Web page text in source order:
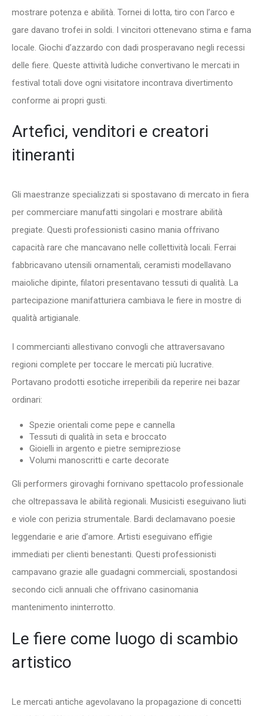
mostrare potenza e abilità. Tornei di lotta, tiro con l’arco e
gare davano trofei in soldi. I vincitori ottenevano stima e fama
locale. Giochi d’azzardo con dadi prosperavano negli recessi
delle fiere. Queste attività ludiche convertivano le mercati in
festival totali dove ogni visitatore incontrava divertimento
conforme ai propri gusti.
Artefici, venditori e creatori
itineranti
Gli maestranze specializzati si spostavano di mercato in fiera
per commerciare manufatti singolari e mostrare abilità
pregiate. Questi professionisti casino mania offrivano
capacità rare che mancavano nelle collettività locali. Ferrai
fabbricavano utensili ornamentali, ceramisti modellavano
maioliche dipinte, filatori presentavano tessuti di qualità. La
partecipazione manifatturiera cambiava le fiere in mostre di
qualità artigianale.
I commercianti allestivano convogli che attraversavano
regioni complete per toccare le mercati più lucrative.
Portavano prodotti esotiche irreperibili da reperire nei bazar
ordinari:
Spezie orientali come pepe e cannella
Tessuti di qualità in seta e broccato
Gioielli in argento e pietre semipreziose
Volumi manoscritti e carte decorate
Gli performers girovaghi fornivano spettacolo professionale
che oltrepassava le abilità regionali. Musicisti eseguivano liuti
e viole con perizia strumentale. Bardi declamavano poesie
leggendarie e arie d’amore. Artisti eseguivano effigie
immediati per clienti benestanti. Questi professionisti
campavano grazie alle guadagni commerciali, spostandosi
secondo cicli annuali che offrivano casinomania
mantenimento ininterrotto.
Le fiere come luogo di scambio
artistico
Le mercati antiche agevolavano la propagazione di concetti